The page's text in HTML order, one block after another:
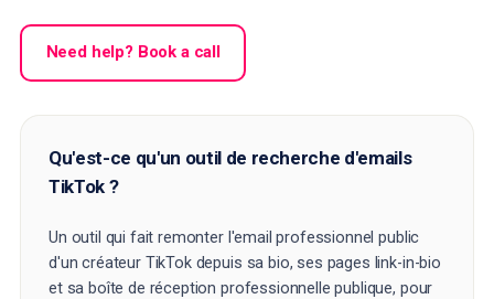
Need help? Book a call
Qu'est-ce qu'un outil de recherche d'emails
TikTok ?
Un outil qui fait remonter l'email professionnel public
d'un créateur TikTok depuis sa bio, ses pages link-in-bio
et sa boîte de réception professionnelle publique, pour